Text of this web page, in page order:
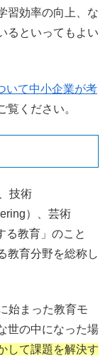
習効率の向上、な
るといってもよい
いて中小企業が考
覧ください。
技術
）、芸術
る教育」のこと
教育分野を総称し
始まった教育モ
世の中になった場
して課題を解決す